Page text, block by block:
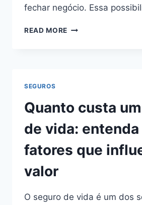
fechar negócio. Essa
READ MORE COMO
ESCOLHER
COM
SEGURANÇA
E
ECONOMIA
SEGUROS
Quanto custa
de vida: entenda
fatores que
valor
O seguro de vida é um dos